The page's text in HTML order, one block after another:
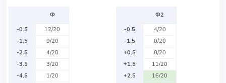
Ф
-0.5
12/20
-1.5
9/20
-2.5
4/20
-3.5
3/20
-4.5
1/20
Ф2
-0.5
4/20
-1.5
0/20
+0.5
8/20
+1.5
11/20
+2.5
16/20